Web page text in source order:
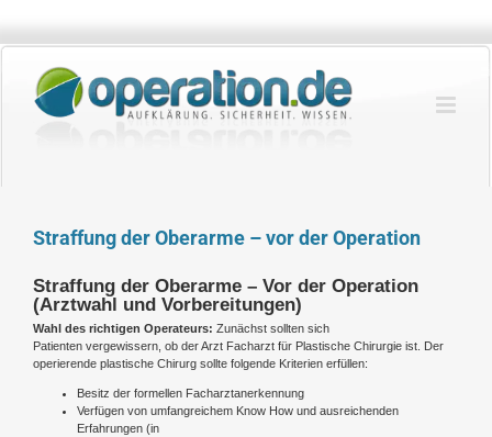
springen
Straffung der Oberarme – vor der Operation
Straffung der Oberarme – Vor der Operation
(Arztwahl und Vorbereitungen)
Wahl des richtigen Operateurs: Zunächst sollten sich
Patienten vergewissern, ob der Arzt Facharzt für Plastische Chirurgie ist. Der
operierende plastische Chirurg sollte folgende Kriterien erfüllen:
Besitz der formellen Facharztanerkennung
Verfügen von umfangreichem Know How und ausreichenden
Erfahrungen (in